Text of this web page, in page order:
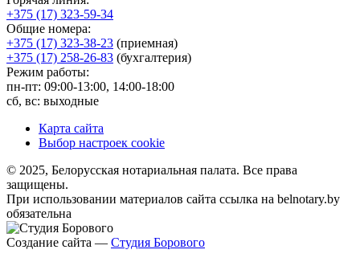
+375 (17) 323-59-34
Общие номера:
+375 (17) 323-38-23 (приемная)
+375 (17) 258-26-83 (бухгалтерия)
Режим работы:
пн-пт: 09:00-13:00, 14:00-18:00
сб, вс: выходные
Карта сайта
Выбор настроек cookie
© 2025, Белорусская нотариальная палата. Все права
защищены.
При использовании материалов сайта ссылка на belnotary.by
обязательна
Создание сайта — Студия Борового